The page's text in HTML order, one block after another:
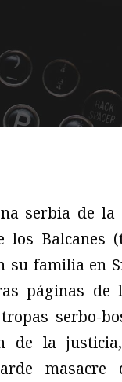
serbia de la
Balcanes
familia en
páginas de
serbo-
de la
masacre